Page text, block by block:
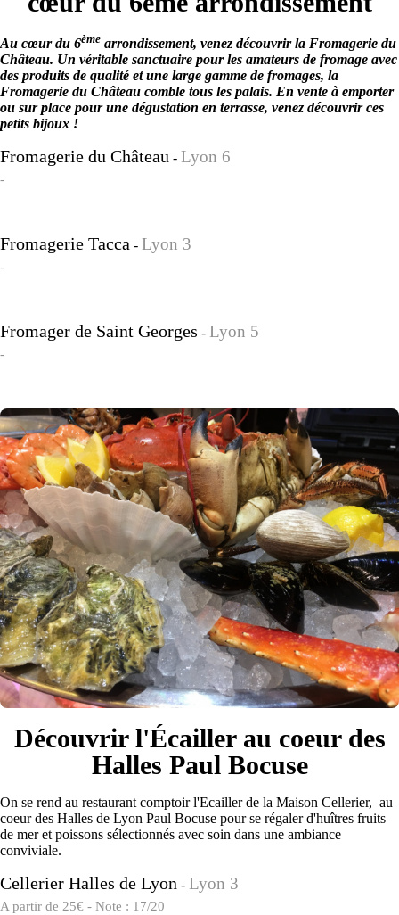
Au cœur du 6ème arrondissement, venez découvrir la Fromagerie du
Château. Un véritable sanctuaire pour les amateurs de fromage avec
des produits de qualité et une large gamme de fromages, la
Fromagerie du Château comble tous les palais. En vente à emporter
ou sur place pour une dégustation en terrasse, venez découvrir ces
petits bijoux !
Fromagerie du Château - Lyon 6
-
Fromagerie Tacca - Lyon 3
-
Fromager de Saint Georges - Lyon 5
-
Découvrir l'Écailler au coeur des
Halles Paul Bocuse
On se rend au restaurant comptoir l'Ecailler de la Maison Cellerier, au
coeur des Halles de Lyon Paul Bocuse pour se régaler d'huîtres fruits
de mer et poissons sélectionnés avec soin dans une ambiance
conviviale.
Cellerier Halles de Lyon - Lyon 3
A partir de 25€ - Note : 17/20